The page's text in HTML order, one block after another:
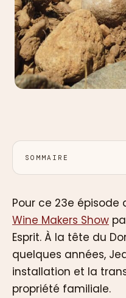
SOMMAIRE
Pour ce 23e épisode
Wine Makers Show
Esprit. À la tête du
quelques années,
installation et la
propriété familiale.